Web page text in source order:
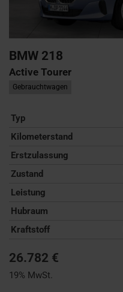
BMW 218
Active Tourer
Gebrauchtwagen
Typ
Kilometerstand
Erstzulassung
Zustand
Leistung
Hubraum
Kraftstoff
26.782 €
19% MwSt.